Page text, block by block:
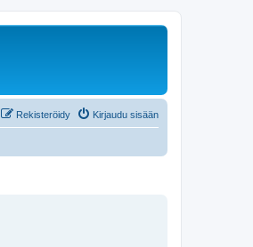
Kirjaudu sisään
Rekisteröidy